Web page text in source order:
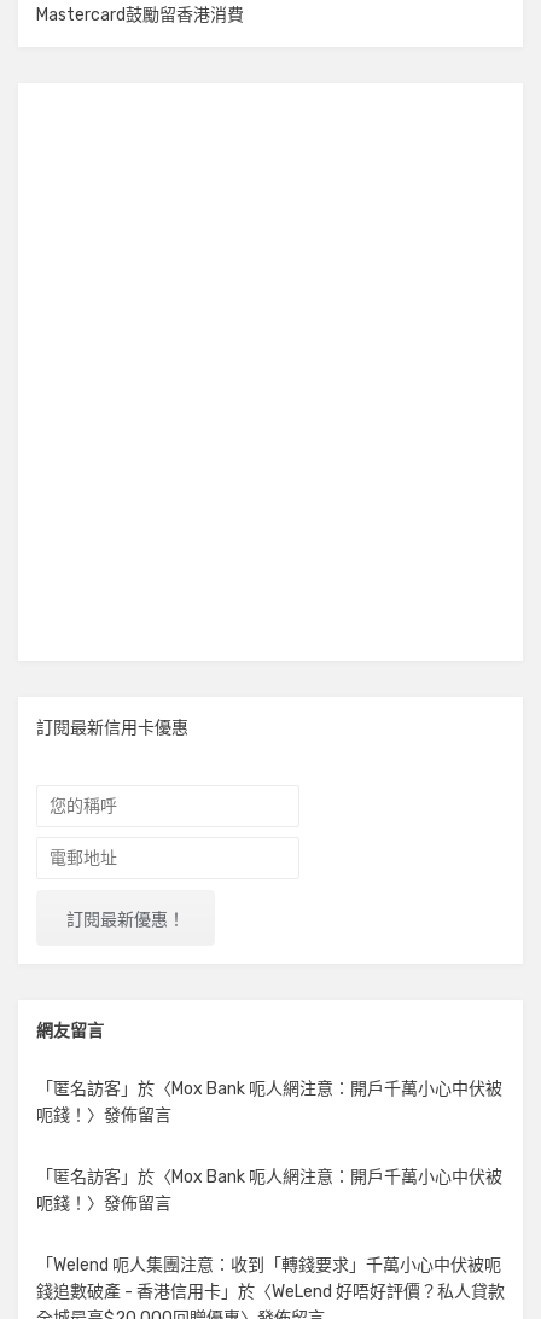
Mastercard鼓勵留香港消費
訂閱最新信用卡優惠
網友留言
「匿名訪客」於〈Mox Bank 呃人網注意：開戶千萬小心中伏被
呃錢！ 〉發佈留言
「匿名訪客」於〈Mox Bank 呃人網注意：開戶千萬小心中伏被
呃錢！ 〉發佈留言
「Welend 呃人集團注意：收到「轉錢要求」千萬小心中伏被呃
錢追數破產 - 香港信用卡」於〈WeLend 好唔好評價？私人貸款